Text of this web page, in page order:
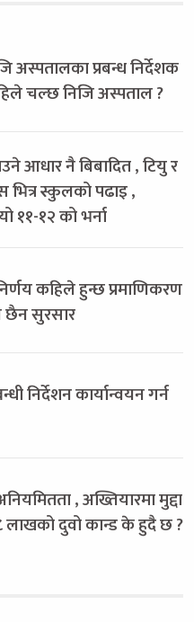
अस्पतालका प्रबन्ध निर्देशक
चल्छ निजि अस्पताल ?
आधार नै बिबादित , टियु र
भित्र स्कुलको पढाइ ,
११-१२ को भर्ना
कहिले हुन्छ प्रमाणिकरण
छैन सुरसार
निर्देशन कार्यान्वयन गर्न
, अख्तियारमा मुद्दा
लाखको दुवो कान्ड के हुदै छ ?